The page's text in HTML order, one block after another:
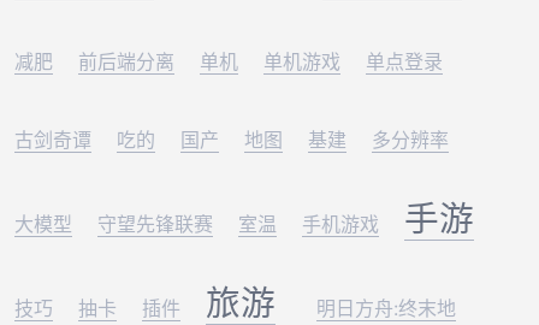
减肥 前后端分离 单机 单机游戏 单点登录
古剑奇谭 吃的 国产 地图 基建 多分辨率
大模型 守望先锋联赛 室温 手机游戏 手游
技巧 抽卡 插件 旅游 明日方舟:终末地